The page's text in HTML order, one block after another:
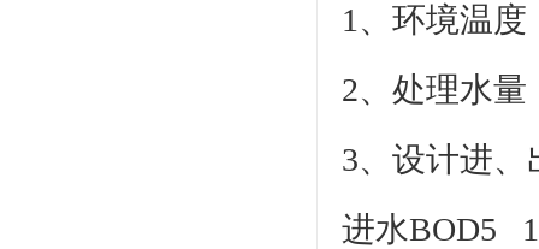
1、环境温
2、处理水量
3、设计进
进水BOD5